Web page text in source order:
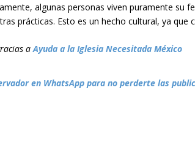
algunas personas viven puramente su
prácticas. Esto es un hecho cultural, ya que
aAyuda a la Iglesia Necesitada México
en WhatsApp para no perderte las